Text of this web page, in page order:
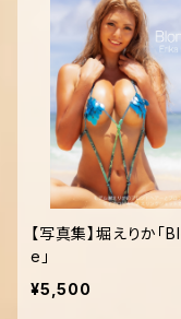
【写真集】堀えりか「
e」
¥5,500